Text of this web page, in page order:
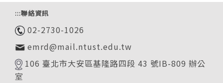
:::聯絡資訊
02-2730-1026
emrd@mail.ntust.edu.tw
106 臺北市大安區基隆路四段 43 號IB-809 辦公
室